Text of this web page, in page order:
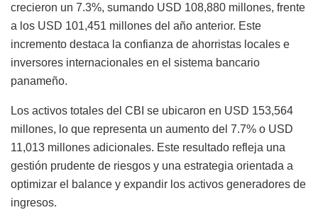
crecieron un 7.3%, sumando USD 108,880 millones, frente
a los USD 101,451 millones del año anterior. Este
incremento destaca la confianza de ahorristas locales e
inversores internacionales en el sistema bancario
panameño.
Los activos totales del CBI se ubicaron en USD 153,564
millones, lo que representa un aumento del 7.7% o USD
11,013 millones adicionales. Este resultado refleja una
gestión prudente de riesgos y una estrategia orientada a
optimizar el balance y expandir los activos generadores de
ingresos.